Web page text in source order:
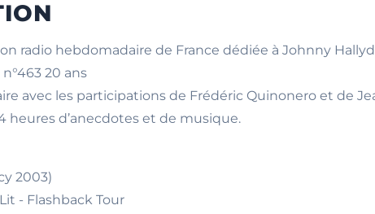
radio hebdomadaire de France dédiée à Johnny
20 ans
avec les participations de Frédéric Quinonero et de
heures d’anecdotes et de musique.
2003)
- Flashback Tour